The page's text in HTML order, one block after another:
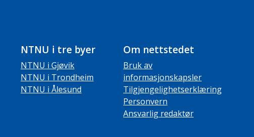
NTNU i tre byer
NTNU i Gjøvik
NTNU i Trondheim
NTNU i Ålesund
Om nettstedet
Bruk av
informasjonskapsler
Tilgjengelighetserklæring
Personvern
Ansvarlig redaktør